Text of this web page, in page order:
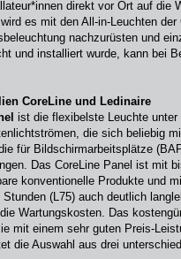
direkt vor Ort auf die
es mit den All-in-Leuchten
nachzurüsten und
und installiert wurde, kann bei
CoreLine und Ledinaire
ist die flexibelste Leuchte
die sich beliebig
für Bildschirmarbeitsplätze
Das CoreLine Panel ist mit
konventionelle Produkte und
(L75) auch deutlich
Wartungskosten. Das
mit einem sehr guten Preis-
die Auswahl aus drei